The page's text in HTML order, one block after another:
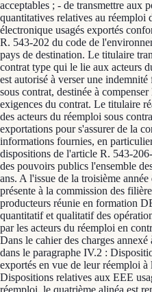
acceptables ; - de transmettre aux
quantitatives relatives au réemploi
électronique usagés exportés
R. 543-202 du code de
pays de destination. Le titulaire
contrat type qui le lie aux acteurs
est autorisé à verser une
sous contrat, destinée à
exigences du contrat. Le titulaire
des acteurs du réemploi sous
exportations pour s'assurer de la
informations fournies, en
dispositions de l'article R. 543-
des pouvoirs publics l'ensemble
ans. A l'issue de la troisième
présente à la commission des
producteurs réunie en formation
quantitatif et qualitatif des
par les acteurs du réemploi en
Dans le cahier des charges
dans le paragraphe IV.2 :
exportés en vue de leur réemploi
Dispositions relatives aux EEE